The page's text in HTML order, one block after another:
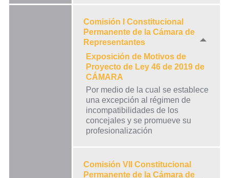
Comisión I Constitucional
Permanente de la Cámara de
Representantes
Exposición de Motivos de
Proyecto de Ley 46 de 2019 de
CÁMARA
Por medio de la cual se establece
una excepción al régimen de
incompatibilidades de los
concejales y se promueve su
profesionalización
Comisión VII Constitucional
Permanente de la Cámara de